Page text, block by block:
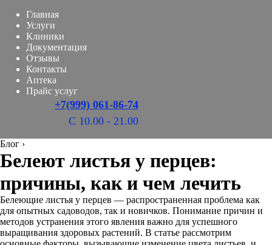
Главная
Услуги
Клиники
Документация
Отзывы
Контакты
Аптека
Прайс услуг
+7(999) 061-86-74
С 10.00 - 21.00
Блог ›
Белеют листья у перцев:
причины, как и чем лечить
Белеющие листья у перцев — распространенная проблема как
для опытных садоводов, так и новичков. Понимание причин и
методов устранения этого явления важно для успешного
выращивания здоровых растений. В статье рассмотрим